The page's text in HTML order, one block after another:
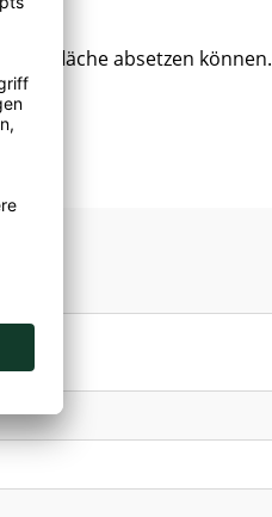
absetzen können.